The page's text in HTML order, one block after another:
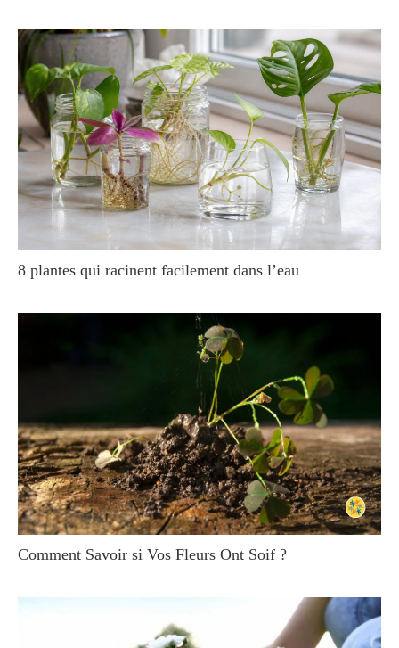
8 plantes qui racinent facilement dans l’eau
Comment Savoir si Vos Fleurs Ont Soif ?